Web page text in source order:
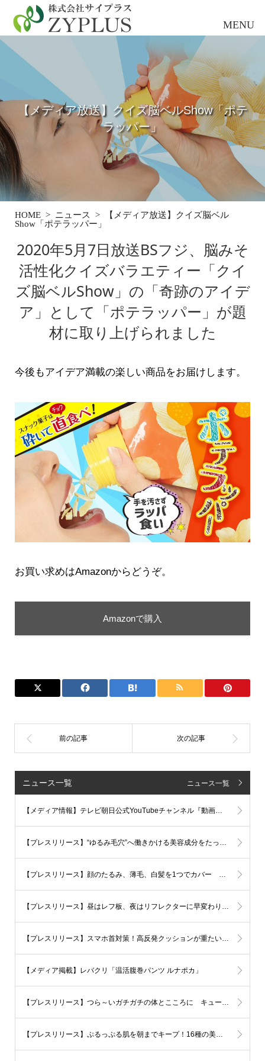
【メディア放送】クイズ脳ベルShow「ポテ
ラッパー」
HOME > ニュース >
【メディア放送】クイズ脳ベル
Show「ポテラッパー」
2020年5月7日放送BSフジ、脳みそ
活性化クイズバラエティー「クイ
ズ脳ベルShow」の「奇跡のアイデ
ア」として「ポテラッパー」が題
材に取り上げられました
今後もアイデア満載の楽しい商品をお届けします。
お買い求めはAmazonからどうぞ。
Amazonで購入
ニュース一覧 ニュース一覧
【メディア情報】テレビ朝日公式YouTubeチャンネル『動画、はじめてみました』 ほぐしっぽうさぎ
【プレスリリース】“ゆるみ毛穴”へ働きかける美容成分をたっぷり配合した「つるんとチークシート」
【プレスリリース】顔のたるみ、薄毛、白髪を1つでカバー つけた瞬間、若々しい印象になれるヘアバンド
【プレスリリース】昼はレフ板、夜はリフレクターに早変わり！日焼けからも夜道からも守ってくれるリバーシブルの帽子「なんだか素敵 美肌帽」
【プレスリリース】スマホ首対策！高反発クッションが重たい頭を支えてラクに。可愛い猫のストレートネック対策グッズ「ネックサポーター のびにゃん」
【メディア掲載】レバクリ「温活腹巻パンツ ルナポカ」
【プレスリリース】つら～いガチガチの体とこころに キュートなしっぽで座ったまま肩や腰をストレッチできる「ほぐしっぽ うさぎ」
【プレスリリース】ぷるっぷる肌を朝までキープ！16種の美容成分配合ミストが、寝る前に肌に与えた潤いをしっかり封じ込める（※）「スキンケアガード*ミスト ぷるテクト」